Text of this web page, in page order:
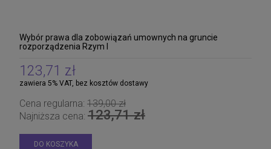
Wybór prawa dla zobowiązań umownych na gruncie
rozporządzenia Rzym I
123,71 zł
zawiera 5% VAT, bez kosztów dostawy
Cena regularna: 139,00 zł
Najniższa cena: 123,71 zł
DO KOSZYKA